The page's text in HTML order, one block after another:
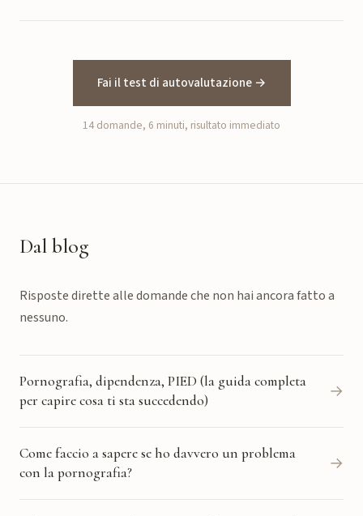
Fai il test di autovalutazione →
14 domande, 6 minuti, risultato immediato
Dal blog
Risposte dirette alle domande che non hai ancora fatto a
nessuno.
Pornografia, dipendenza, PIED (la guida completa
per capire cosa ti sta succedendo)
→
Come faccio a sapere se ho davvero un problema
con la pornografia?
→